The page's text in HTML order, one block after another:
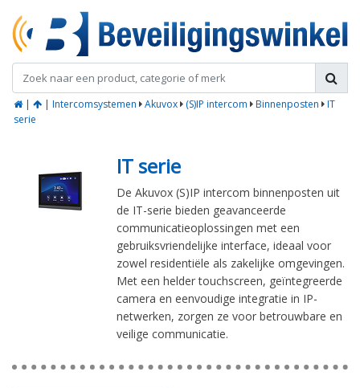
| | Intercomsystemen Akuvox (S)IP intercom Binnenposten
IT
serie
IT serie
De Akuvox (S)IP intercom binnenposten uit
de IT-serie bieden geavanceerde
communicatieoplossingen met een
gebruiksvriendelijke interface, ideaal voor
zowel residentiële als zakelijke omgevingen.
Met een helder touchscreen, geïntegreerde
camera en eenvoudige integratie in IP-
netwerken, zorgen ze voor betrouwbare en
veilige communicatie.